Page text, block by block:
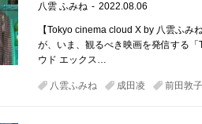
八雲 ふみね 2022.08.06
【Tokyo cinema cloud X by 八雲ふ
が、いま、観るべき映画を発信する
ウド エックス…
八雲ふみね 成田凌 前田敦子